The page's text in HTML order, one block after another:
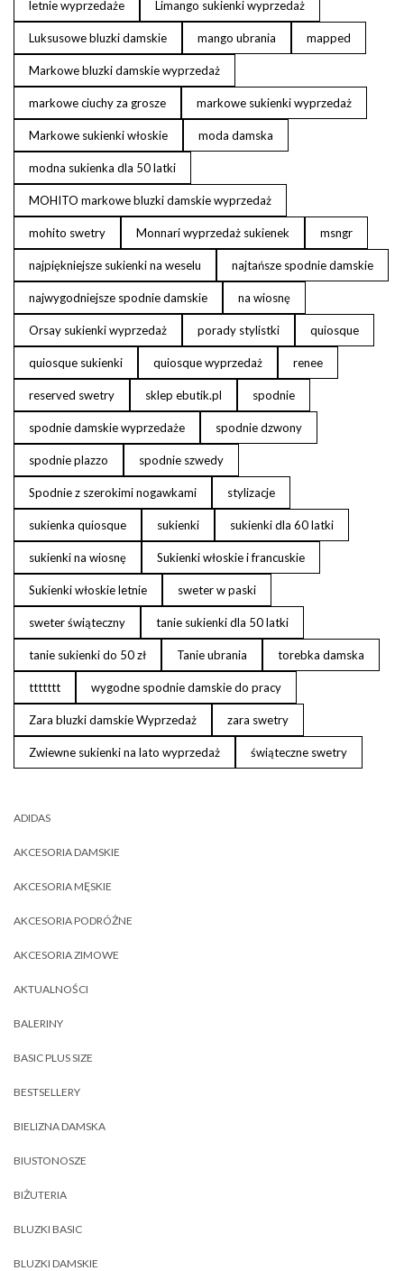
letnie wyprzedaże Limango sukienki wyprzedaż
Luksusowe bluzki damskie mango ubrania mapped
Markowe bluzki damskie wyprzedaż
markowe ciuchy za grosze markowe sukienki wyprzedaż
Markowe sukienki włoskie moda damska
modna sukienka dla 50 latki
MOHITO markowe bluzki damskie wyprzedaż
mohito swetry Monnari wyprzedaż sukienek msngr
najpiękniejsze sukienki na weselu najtańsze spodnie damskie
najwygodniejsze spodnie damskie na wiosnę
Orsay sukienki wyprzedaż porady stylistki quiosque
quiosque sukienki quiosque wyprzedaż renee
reserved swetry sklep ebutik.pl spodnie
spodnie damskie wyprzedaże spodnie dzwony
spodnie plazzo spodnie szwedy
Spodnie z szerokimi nogawkami stylizacje
sukienka quiosque sukienki sukienki dla 60 latki
sukienki na wiosnę Sukienki włoskie i francuskie
Sukienki włoskie letnie sweter w paski
sweter świąteczny tanie sukienki dla 50 latki
tanie sukienki do 50 zł Tanie ubrania torebka damska
ttttttt wygodne spodnie damskie do pracy
Zara bluzki damskie Wyprzedaż zara swetry
Zwiewne sukienki na lato wyprzedaż świąteczne swetry
ADIDAS
AKCESORIA DAMSKIE
AKCESORIA MĘSKIE
AKCESORIA PODRÓŻNE
AKCESORIA ZIMOWE
AKTUALNOŚCI
BALERINY
BASIC PLUS SIZE
BESTSELLERY
BIELIZNA DAMSKA
BIUSTONOSZE
BIŻUTERIA
BLUZKI BASIC
BLUZKI DAMSKIE